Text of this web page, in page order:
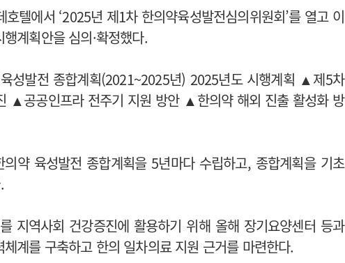
텔에서 ‘2025년 제1차 한의약육성발전심의위원회’를 열고 이
계획안을 심의·확정했다.
성발전 종합계획(2021~2025년) 2025년도 시행계획 ▲제5차
▲공공인프라 전주기 지원 방안 ▲한의약 해외 진출 활성화 방
약 육성발전 종합계획을 5년마다 수립하고, 종합계획을 기초
지역사회 건강증진에 활용하기 위해 올해 장기요양센터 등과
계를 구축하고 한의 일차의료 지원 근거를 마련한다.